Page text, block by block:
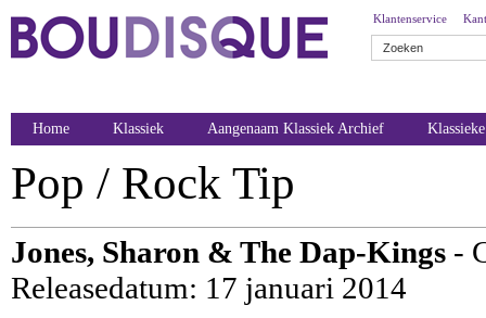
Klantenservice
Home Klassiek Aangenaam Klassiek Archief
Pop / Rock Tip
Jones, Sharon & The Dap-Kings -
Releasedatum: 17 januari 2014